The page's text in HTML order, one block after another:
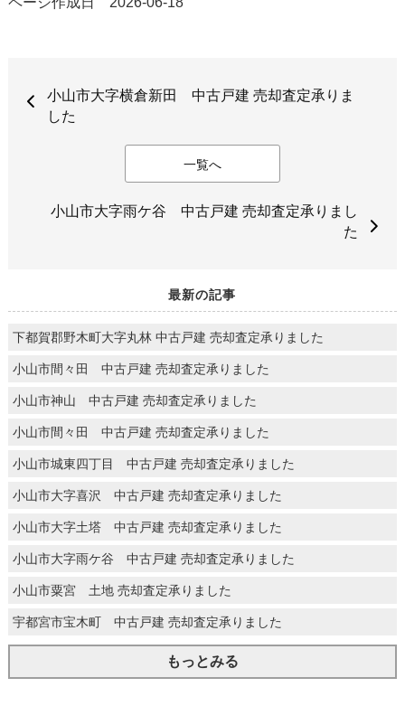
小山市大字横倉新田 中古戸建 売却査定承りま
した
一覧へ
小山市大字雨ケ谷 中古戸建 売却査定承りまし
た
最新の記事
下都賀郡野木町大字丸林 中古戸建 売却査定承りました
小山市間々田 中古戸建 売却査定承りました
小山市神山 中古戸建 売却査定承りました
小山市間々田 中古戸建 売却査定承りました
小山市城東四丁目 中古戸建 売却査定承りました
小山市大字喜沢 中古戸建 売却査定承りました
小山市大字土塔 中古戸建 売却査定承りました
小山市大字雨ケ谷 中古戸建 売却査定承りました
小山市粟宮 土地 売却査定承りました
宇都宮市宝木町 中古戸建 売却査定承りました
もっとみる